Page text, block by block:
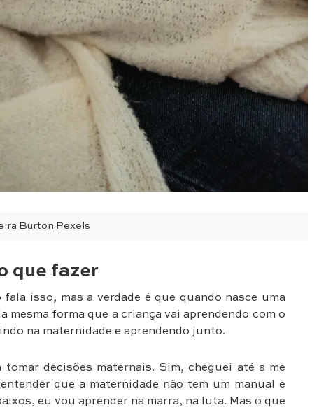
Burton Pexels
que fazer
isso, mas a verdade é que quando nasce uma
mesma forma que a criança vai aprendendo com o
na maternidade e aprendendo junto.
decisões maternais. Sim, cheguei até a me
que a maternidade não tem um manual e
eu vou aprender na marra, na luta. Mas o que